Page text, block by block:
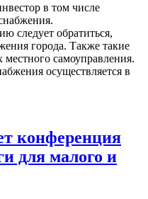
в том числе
следует обратиться,
города. Также такие
самоуправления.
осуществляется в
конференция
для малого и